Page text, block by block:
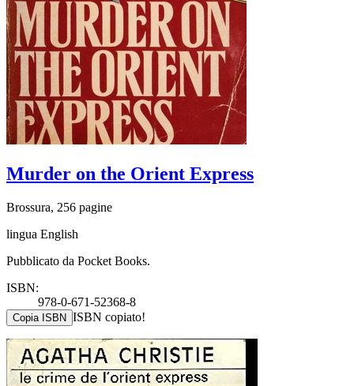
Murder on the Orient Express
Brossura, 256 pagine
lingua English
Pubblicato da Pocket Books.
ISBN:
978-0-671-52368-8
Copia ISBN ISBN copiato!